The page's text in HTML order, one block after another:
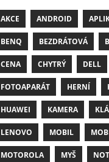
AKCE ANDROID
BENQ BEZDRÁTOVÁ
CENA CHYTRÝ DELL
FOTOAPARÁT HERNÍ
HUAWEI KAMERA
LENOVO MOBIL
MOTOROLA MYŠ